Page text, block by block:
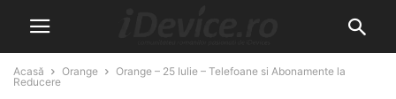
Acasă Orange
Orange – 25 Iulie – Telefoane si Abonamente la
Reducere